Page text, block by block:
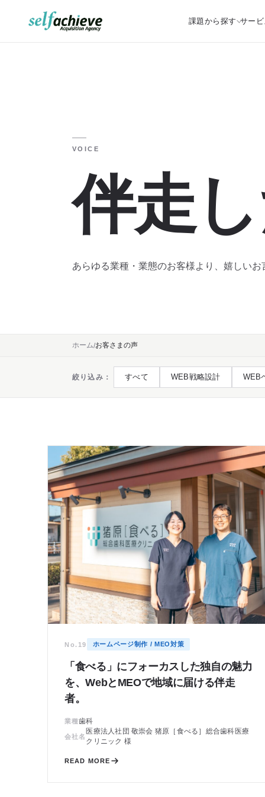
課題から探す サー
VOICE
伴走
あらゆる業種・業態のお客様より、嬉しい
ホーム お客さまの声
絞り込み： すべて WEB戦略設計 WEB
No.19 ホームページ制作 / MEO対策
「食べる」にフォーカスした独自の魅力
を、WebとMEOで地域に届ける伴走
者。
業種歯科
会社名
医療法人社団 敬崇会 猪原［食べる］総合歯科医療
クリニック 様
READ MORE